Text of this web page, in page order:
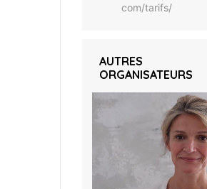
com/tarifs/
AUTRES
ORGANISATEURS